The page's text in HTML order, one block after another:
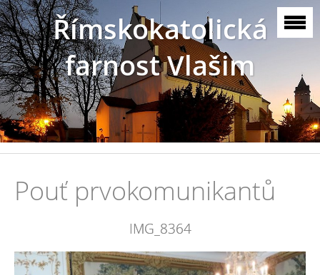
Římskokatolická
farnost Vlašim
Pouť prvokomunikantů
IMG_8364